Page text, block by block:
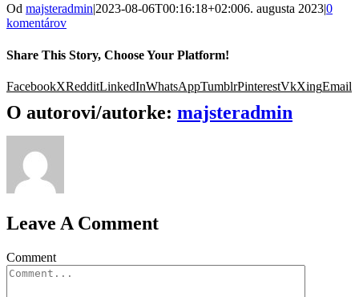
Od majsteradmin|2023-08-06T00:16:18+02:006. augusta 2023|0
komentárov
Share This Story, Choose Your Platform!
FacebookXRedditLinkedInWhatsAppTumblrPinterestVkXingEmail
O autorovi/autorke: majsteradmin
Leave A Comment
Comment